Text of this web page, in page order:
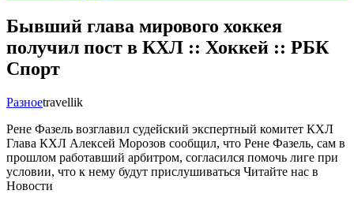
Бывший глава мирового хоккея
получил пост в КХЛ :: Хоккей :: РБК
Спорт
Разноеtravellik
Рене Фазель возглавил судейский экспертный комитет КХЛ
Глава КХЛ Алексей Морозов сообщил, что Рене Фазель, сам в
прошлом работавший арбитром, согласился помочь лиге при
условии, что к нему будут прислушиваться Читайте нас в
Новости